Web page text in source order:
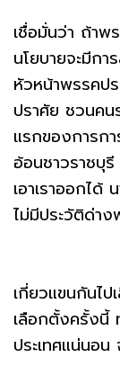
เชื่อมั่นว่า ถ้าพ
นโยบายจะมีกา
หัวหน้าพรรคป
ปราศัย ชวนคน
แรกของการกา
อ้อนชาวราชบุ
เอาเราออกไ
ไม่มีประวัติด่าง
เกี่ยวแขนกันไ
เลือกตั้งครั้งนี้
ประเทศแน่นอ